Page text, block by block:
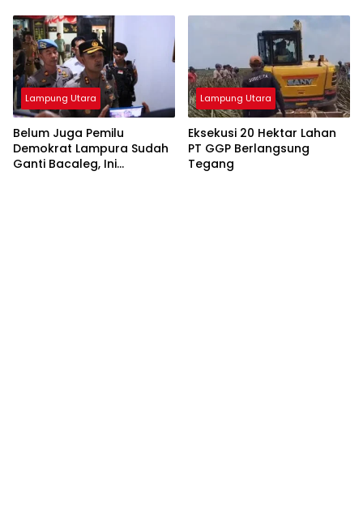
Lampung Utara
Belum Juga Pemilu
Demokrat Lampura Sudah
Ganti Bacaleg, Ini
Lampung Utara
Eksekusi 20 Hektar Lahan
PT GGP Berlangsung
Tegang